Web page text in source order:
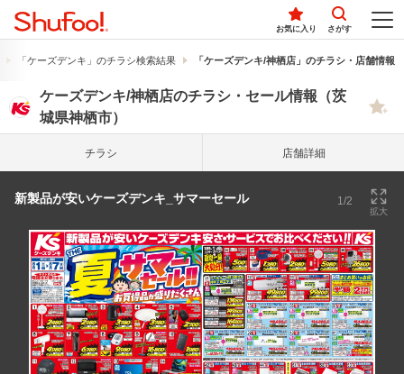
お気に入り さがす
「ケーズデンキ」のチラシ検索結果 「ケーズデンキ/神栖店」のチラシ・店舗情報
ケーズデンキ/神栖店のチラシ・セール情報（茨
城県神栖市）
チラシ 店舗詳細
新製品が安いケーズデンキ_サマーセール 1/2
拡大